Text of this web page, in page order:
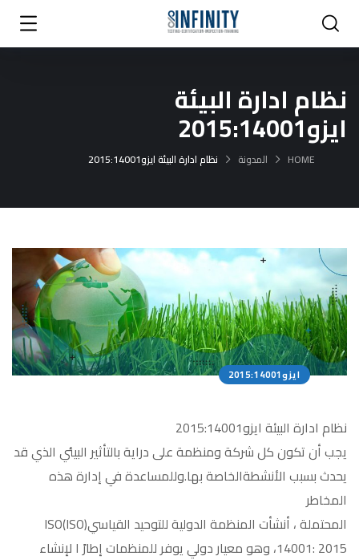
من نحن خدماتنا السياسات
احصل علي عرض تحقق من شهادتك
نظام ادارة البيئة
ايزو2015:14001
HOME المدونة نظام ادارة البيئة ايزو2015:14001
ايزو2015:14001
نظام ادارة البيئة ايزو2015:14001
يجب أن تكون كل شركة ومنظمة على دراية بالتأثير البيئي الذي قد
يحدث بسبب الأنشطةالخاصة بها.وللمساعدة في إدارة هذه
المخاطر
المحتملة ، أنشأت المنظمة الدولية للتوحيد القياسي(ISO)ISO
14001: 2015، وهو معيار دولي يوفر للمنظمات إطارً ا لإنشاء